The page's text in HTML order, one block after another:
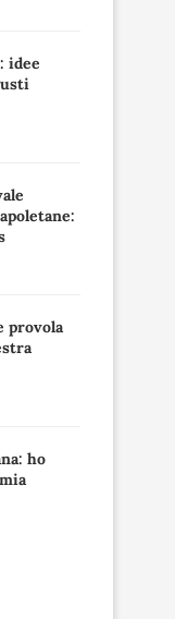
idee
provola
ho